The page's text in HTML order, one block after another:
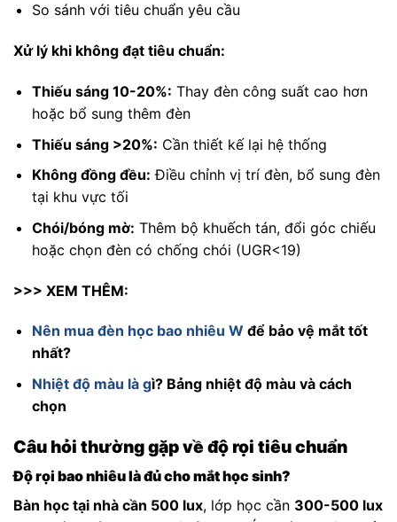
So sánh với tiêu chuẩn yêu cầu
Xử lý khi không đạt tiêu chuẩn:
Thiếu sáng 10-20%: Thay đèn công suất cao hơn
hoặc bổ sung thêm đèn
Thiếu sáng >20%: Cần thiết kế lại hệ thống
Không đồng đều: Điều chỉnh vị trí đèn, bổ sung đèn
tại khu vực tối
Chói/bóng mờ: Thêm bộ khuếch tán, đổi góc chiếu
hoặc chọn đèn có chống chói (UGR<19)
>>> XEM THÊM:
Nên mua đèn học bao nhiêu W để bảo vệ mắt tốt
nhất?
Nhiệt độ màu là gì? Bảng nhiệt độ màu và cách
chọn
Câu hỏi thường gặp về độ rọi tiêu chuẩn
Độ rọi bao nhiêu là đủ cho mắt học sinh?
Bàn học tại nhà cần 500 lux, lớp học cần 300-500 lux